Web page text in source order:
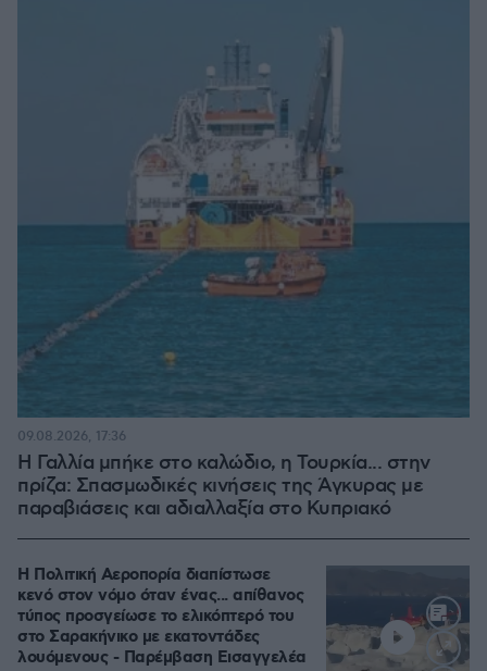
Η Γαλλία μπήκε στο καλώδιο, η Τουρκία... στην
πρίζα: Σπασμωδικές κινήσεις της Άγκυρας με
παραβιάσεις και αδιαλλαξία στο Κυπριακό
09.08.2026, 17:36
Η Πολιτική Αεροπορία διαπίστωσε
κενό στον νόμο όταν ένας... απίθανος
τύπος προσγείωσε το ελικόπτερό του
στο Σαρακήνικο με εκατοντάδες
λουόμενους - Παρέμβαση Εισαγγελέα